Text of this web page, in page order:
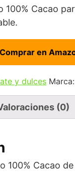
100% Cacao
Comprar en
y dulces Marca:
(0)
100% Cacao de